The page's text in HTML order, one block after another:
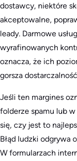
dostawcy, niektóre
akceptowalne,
leady. Darmowe
wyrafinowanych
oznacza, że ich
gorsza
Jeśli ten margines
folderze spamu lub
się, czy jest to
Błąd ludzki odgrywa
W formularzach